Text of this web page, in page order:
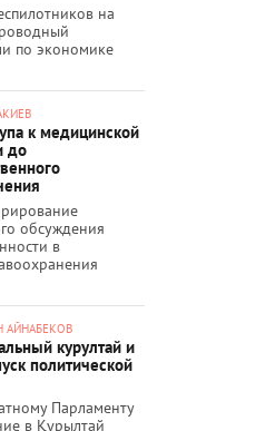
на
по экономике
к медицинской
до
обсуждения
в
АЙНАБЕКОВ
курултай и
политической
Парламенту
в Құрылтай